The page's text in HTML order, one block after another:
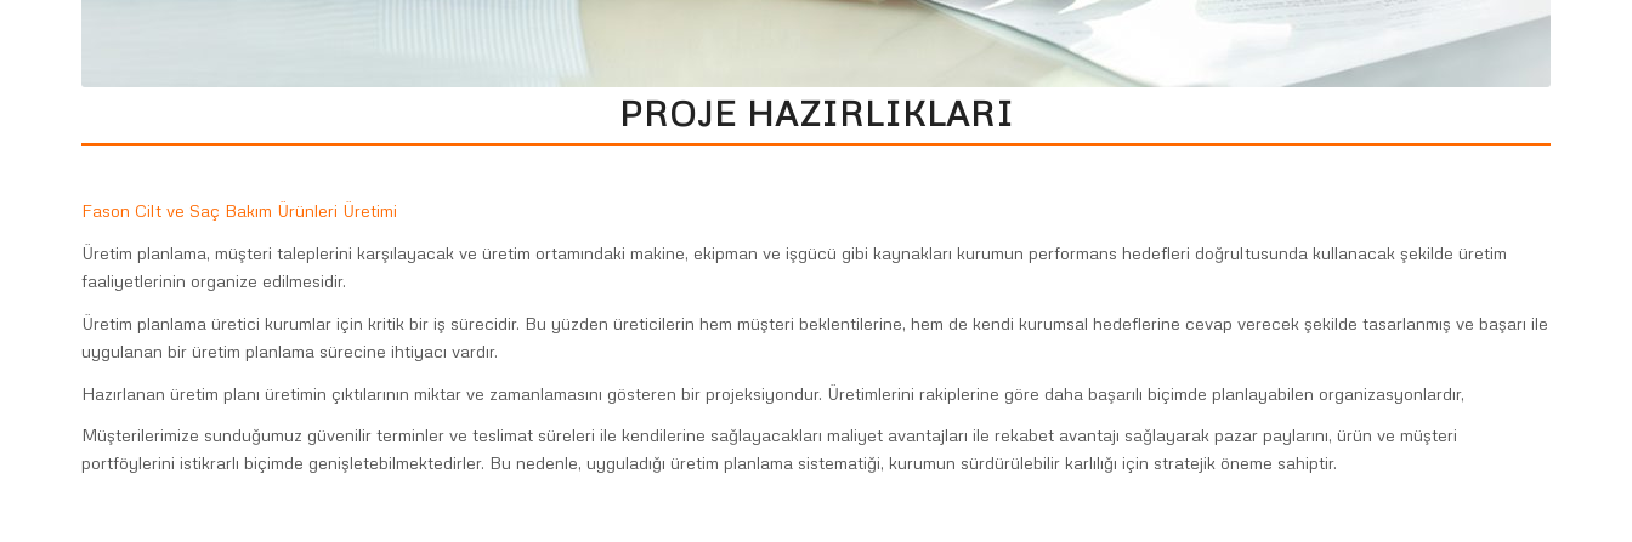
PROJE HAZIRLIKLARI
Fason Cilt ve Saç Bakım Ürünleri Üretimi
Üretim planlama, müşteri taleplerini karşılayacak ve üretim ortamındaki makine, ekipman ve işgücü gibi kaynakları kurumun performans hedefleri doğrultusunda kullanacak şekilde üretim
faaliyetlerinin organize edilmesidir.
Üretim planlama üretici kurumlar için kritik bir iş sürecidir. Bu yüzden üreticilerin hem müşteri beklentilerine, hem de kendi kurumsal hedeflerine cevap verecek şekilde tasarlanmış ve başarı ile
uygulanan bir üretim planlama sürecine ihtiyacı vardır.
Hazırlanan üretim planı üretimin çıktılarının miktar ve zamanlamasını gösteren bir projeksiyondur. Üretimlerini rakiplerine göre daha başarılı biçimde planlayabilen organizasyonlardır,
Müşterilerimize sunduğumuz güvenilir terminler ve teslimat süreleri ile kendilerine sağlayacakları maliyet avantajları ile rekabet avantajı sağlayarak pazar paylarını, ürün ve müşteri
portföylerini istikrarlı biçimde genişletebilmektedirler. Bu nedenle, uyguladığı üretim planlama sistematiği, kurumun sürdürülebilir karlılığı için stratejik öneme sahiptir.